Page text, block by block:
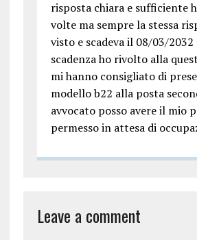
risposta chiara e sufficiente
volte ma sempre la stessa
visto e scadeva il 08/03/
scadenza ho rivolto alla
mi hanno consigliato di
modello b22 alla posta
avvocato posso avere il mio
permesso in attesa di
Leave a comment